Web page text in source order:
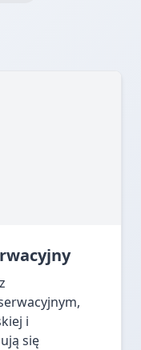
i
się